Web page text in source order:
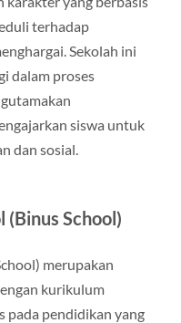
terhadap
Sekolah ini
dalam proses
siswa untuk
dan sosial.
(Binus School)
merupakan
kurikulum
pada pendidikan yang